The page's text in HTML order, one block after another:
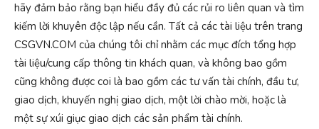
hãy đảm bảo rằng bạn hiểu đầy đủ các rủi ro liên quan và tìm
kiếm lời khuyên độc lập nếu cần. Tất cả các tài liệu trên trang
CSGVN.COM của chúng tôi chỉ nhằm các mục đích tổng hợp
tài liệu/cung cấp thông tin khách quan, và không bao gồm
cũng không được coi là bao gồm các tư vấn tài chính, đầu tư,
giao dịch, khuyến nghị giao dịch, một lời chào mời, hoặc là
một sự xúi giục giao dịch các sản phẩm tài chính.